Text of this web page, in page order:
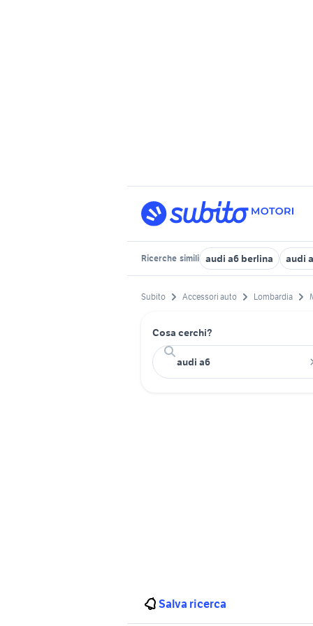
Ricerche simili audi a6 berlina audi
Subito Accessori auto Lombardia
Cosa cerchi?
Salva ricerca